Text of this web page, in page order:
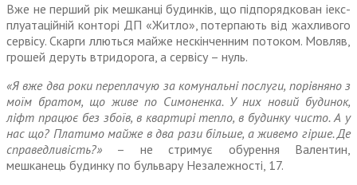
Вже не перший рік мешканці будинків, що підпорядкован іекс­
плуатаційній конторі ДП «Житло», потерпають від жахливого
сервісу. Скарги ллються майже нескінченним потоком. Мовляв,
грошей деруть втридорога, а сервісу – нуль.
«Я вже два роки переплачую за комунальні послуги, порівняно з
моїм братом, що живе по Симоненка. У них новий будинок,
ліфт працює без збоїв, в квартирі тепло, в будинку чисто. А у
нас що? Платимо майже в два рази більше, а живемо гірше. Де
справедли­вість?» – не стримує обурення Валентин,
мешканець будинку по бульвару Незалежності, 17.